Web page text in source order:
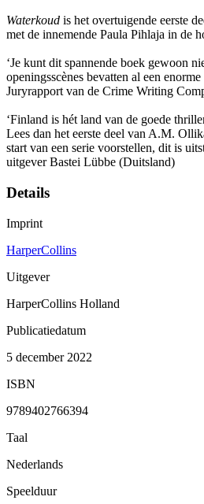
Waterkoud is het overtuigende eerste
met de innemende Paula Pihlaja in de
‘Je kunt dit spannende boek gewoon
openingsscènes bevatten al een
Juryrapport van de Crime Writing
‘Finland is hét land van de goede
Lees dan het eerste deel van A.M.
start van een serie voorstellen, dit is
uitgever Bastei Lübbe (Duitsland)
Details
Imprint
HarperCollins
Uitgever
HarperCollins Holland
Publicatiedatum
5 december 2022
ISBN
9789402766394
Taal
Nederlands
Speelduur